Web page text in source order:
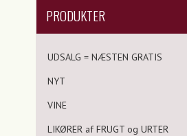
PRODUKTER
UDSALG = NÆSTEN GRATIS
NYT
VINE
LIKØRER af FRUGT og URTER